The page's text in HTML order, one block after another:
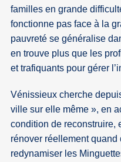
familles en grande
fonctionne pas face à la
pauvreté se généralise
en trouve plus que les
et trafiquants pour gérer
Vénissieux cherche
ville sur elle même », en
condition de reconstruire,
rénover réellement quand
redynamiser les